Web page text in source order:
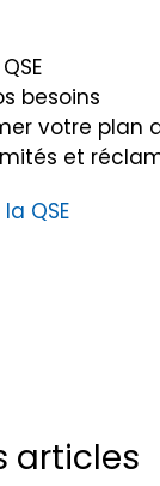
besoins
votre plan
et
QSE
articles